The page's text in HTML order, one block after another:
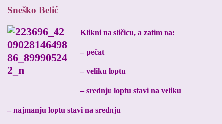
Sneško Belić
Klikni na sličicu, a zatim na:
– pečat
– veliku loptu
– srednju loptu stavi na veliku
– najmanju loptu stavi na srednju